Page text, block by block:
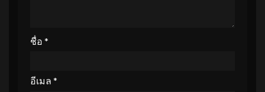
ชื่อ *
อีเมล *